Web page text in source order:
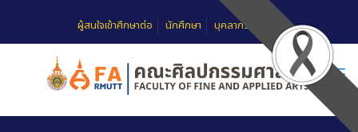
ผู้สนใจเข้าศึกษาต่อ นักศึกษา บุคลากร